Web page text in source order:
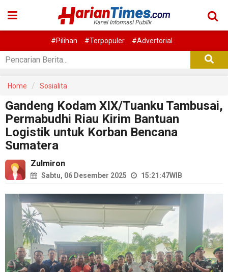
#Pilihan #Terpopuler #Advertorial
Home Sosialita
Gandeng Kodam XIX/Tuanku Tambusai,
Permabudhi Riau Kirim Bantuan
Logistik untuk Korban Bencana
Sumatera
Zulmiron
Sabtu, 06 Desember 2025 15:21:47WIB